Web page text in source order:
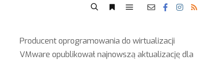
Producent oprogramowania do wirtualizacji
VMware opublikował najnowszą aktualizację dla